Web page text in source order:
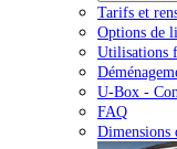
Tarifs et
Options de
Utilisations
U-Box -
FAQ
Dimensions